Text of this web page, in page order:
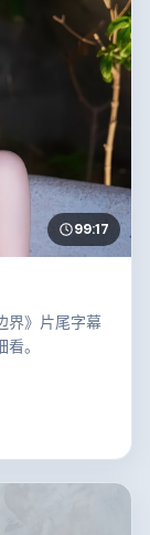
99:17
界》片尾字幕
。